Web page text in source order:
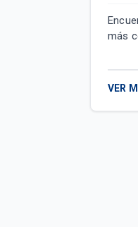
más
VER